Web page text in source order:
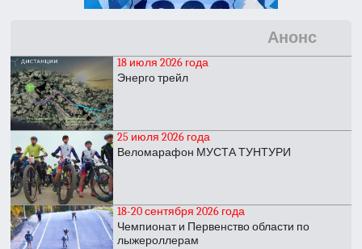
Анонс
18 июля 2026 года
Энерго трейл
25 июля 2026 года
Веломарафон МУСТА ТУНТУРИ
18-20 сентября 2026 года
Чемпионат и Первенство области по
лыжероллерам